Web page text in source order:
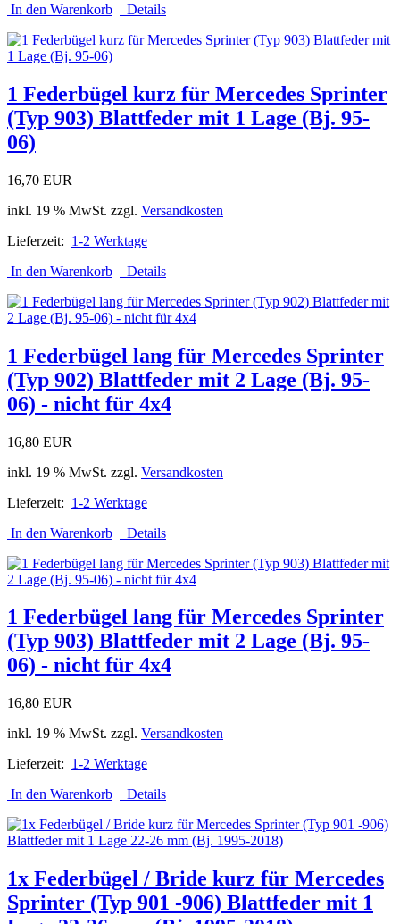
In den Warenkorb
Details
1 Federbügel kurz für Mercedes Sprinter
(Typ 903) Blattfeder mit 1 Lage (Bj. 95-
06)
16,70 EUR
inkl. 19 % MwSt. zzgl. Versandkosten
Lieferzeit: 1-2 Werktage
In den Warenkorb
Details
1 Federbügel lang für Mercedes Sprinter
(Typ 902) Blattfeder mit 2 Lage (Bj. 95-
06) - nicht für 4x4
16,80 EUR
inkl. 19 % MwSt. zzgl. Versandkosten
Lieferzeit: 1-2 Werktage
In den Warenkorb
Details
1 Federbügel lang für Mercedes Sprinter
(Typ 903) Blattfeder mit 2 Lage (Bj. 95-
06) - nicht für 4x4
16,80 EUR
inkl. 19 % MwSt. zzgl. Versandkosten
Lieferzeit: 1-2 Werktage
In den Warenkorb
Details
1x Federbügel / Bride kurz für Mercedes
Sprinter (Typ 901 -906) Blattfeder mit 1